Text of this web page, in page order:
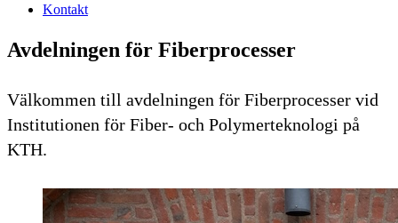
Kontakt
Avdelningen för Fiberprocesser
Välkommen till avdelningen för Fiberprocesser vid
Institutionen för Fiber- och Polymerteknologi på
KTH.